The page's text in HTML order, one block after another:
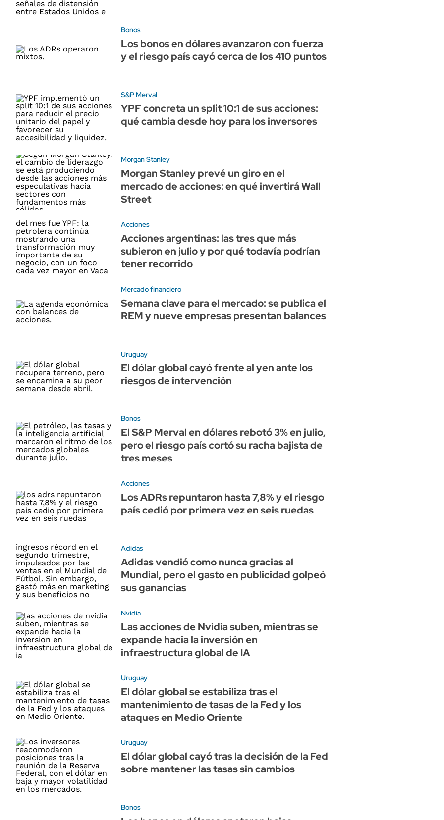
Bonos
Los bonos en dólares avanzaron con fuerza
y el riesgo país cayó cerca de los 410 puntos
S&P Merval
YPF concreta un split 10:1 de sus acciones:
qué cambia desde hoy para los inversores
Morgan Stanley
Morgan Stanley prevé un giro en el
mercado de acciones: en qué invertirá Wall
Street
Acciones
Acciones argentinas: las tres que más
subieron en julio y por qué todavía podrían
tener recorrido
Mercado financiero
Semana clave para el mercado: se publica el
REM y nueve empresas presentan balances
Uruguay
El dólar global cayó frente al yen ante los
riesgos de intervención
Bonos
El S&P Merval en dólares rebotó 3% en julio,
pero el riesgo país cortó su racha bajista de
tres meses
Acciones
Los ADRs repuntaron hasta 7,8% y el riesgo
país cedió por primera vez en seis ruedas
Adidas
Adidas vendió como nunca gracias al
Mundial, pero el gasto en publicidad golpeó
sus ganancias
Nvidia
Las acciones de Nvidia suben, mientras se
expande hacia la inversión en
infraestructura global de IA
Uruguay
El dólar global se estabiliza tras el
mantenimiento de tasas de la Fed y los
ataques en Medio Oriente
Uruguay
El dólar global cayó tras la decisión de la Fed
sobre mantener las tasas sin cambios
Bonos